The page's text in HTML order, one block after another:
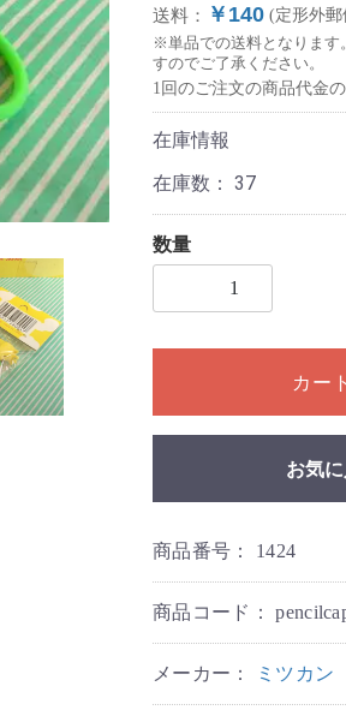
送料： ￥140 (定形外郵
※単品での送料となります
すのでご了承ください。
1回のご注文の商品代金
在庫情報
在庫数： 37
数量
1個以上の数量を入力
カー
お気
商品番号： 1424
商品コード：
メーカー： ミツカン